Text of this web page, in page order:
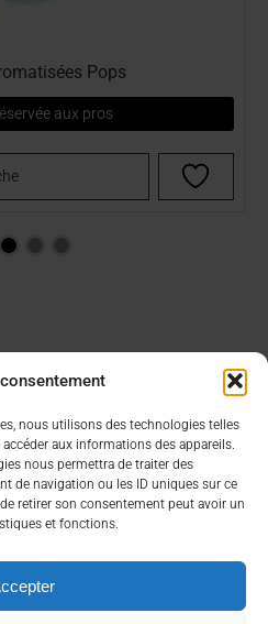
nous utilisons des technologies telles
aux informations des appareils.
nous permettra de traiter des
de navigation ou les ID uniques sur ce
retirer son consentement peut avoir un
et fonctions.
Pops
aux pros
Lien utiles
Choisir son CBD
Contacter un commercial
Mon compte
contact@bea-francetabac.fr
38, Rue AMPERE 56980 SAINT-AVE